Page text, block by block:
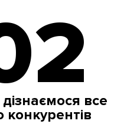
все
конкурентів